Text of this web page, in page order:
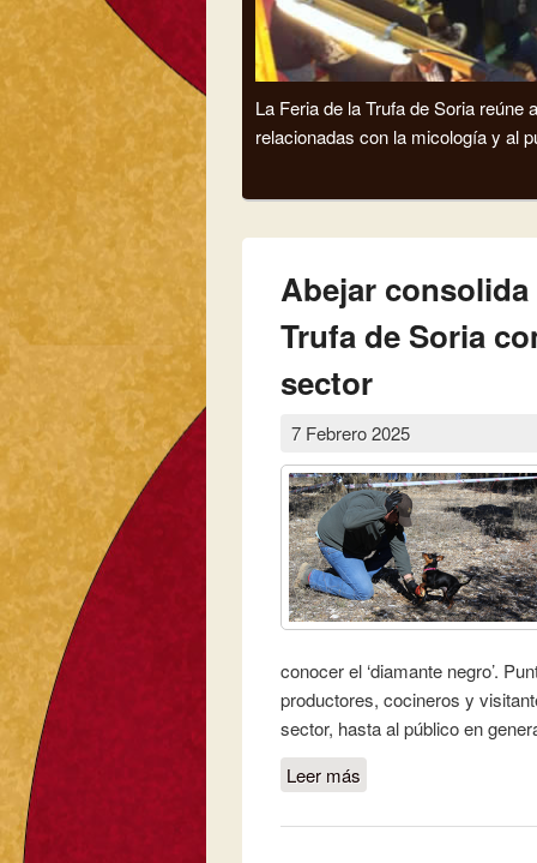
La Feria de la Trufa de Soria
relacionadas con la micología y al
Abejar consolida
Trufa de Soria
sector
7 Febrero 2025
conocer el ‘diamante negro’.
productores, cocineros y
sector, hasta al público en
Leer más